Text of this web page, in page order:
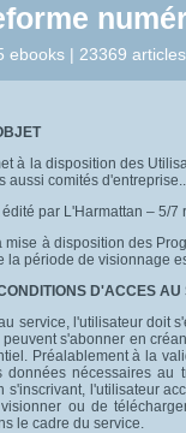
ebooks | 23369
à la disposition des
aussi comités
par L'Harmattan – 5/
mise à disposition des
la période de visionnage
D'ACCES
service, l'utilisateur doit
s'abonner en
Préalablement à la
données nécessaires au
s'inscrivant, l'utilisateur
ou de
le cadre du service.